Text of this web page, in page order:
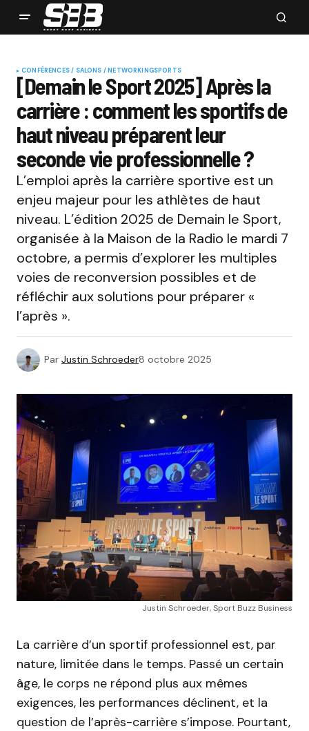
CONFÉRENCES / SALONS / NETWORKINGSPORTS
[Demain le Sport 2025] Après la
carrière : comment les sportifs de
haut niveau préparent leur
seconde vie professionnelle ?
L’emploi après la carrière sportive est un
enjeu majeur pour les athlètes de haut
niveau. L’édition 2025 de Demain le Sport,
organisée à la Maison de la Radio le mardi 7
octobre, a permis d’explorer les multiples
voies de reconversion possibles et de
réfléchir aux solutions pour préparer «
l’après ».
Par Justin Schroeder8 octobre 2025
Justin Schroeder, Sport Buzz Business
La carrière d’un sportif professionnel est, par
nature, limitée dans le temps. Passé un certain
âge, le corps ne répond plus aux mêmes
exigences, les performances déclinent, et la
question de l’après-carrière s’impose. Pourtant,